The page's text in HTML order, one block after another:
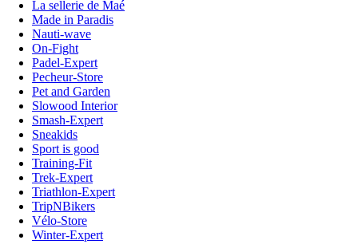
La sellerie de Maé
Made in Paradis
Nauti-wave
On-Fight
Padel-Expert
Pecheur-Store
Pet and Garden
Slowood Interior
Smash-Expert
Sneakids
Sport is good
Training-Fit
Trek-Expert
Triathlon-Expert
TripNBikers
Vélo-Store
Winter-Expert